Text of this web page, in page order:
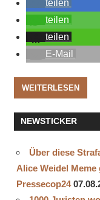
teilen
teilen
teilen
E-Mail
WEITERLESEN
NEWSTICKER
Über diese
Alice Weidel
Pressecop24